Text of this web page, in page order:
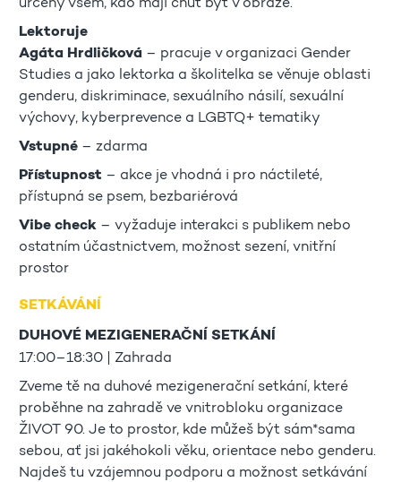
určený všem, kdo mají chuť být v obraze.
Lektoruje
Agáta Hrdličková – pracuje v organizaci Gender
Studies a jako lektorka a školitelka se věnuje oblasti
genderu, diskriminace, sexuálního násilí, sexuální
výchovy, kyberprevence a LGBTQ+ tematiky
Vstupné – zdarma
Přístupnost – akce je vhodná i pro náctileté,
přístupná se psem, bezbariérová
Vibe check – vyžaduje interakci s publikem nebo
ostatním účastnictvem, možnost sezení, vnitřní
prostor
SETKÁVÁNÍ
DUHOVÉ MEZIGENERAČNÍ SETKÁNÍ
17:00–18:30 | Zahrada
Zveme tě na duhové mezigenerační setkání, které
proběhne na zahradě ve vnitrobloku organizace
ŽIVOT 90. Je to prostor, kde můžeš být sám*sama
sebou, ať jsi jakéhokoli věku, orientace nebo genderu.
Najdeš tu vzájemnou podporu a možnost setkávání